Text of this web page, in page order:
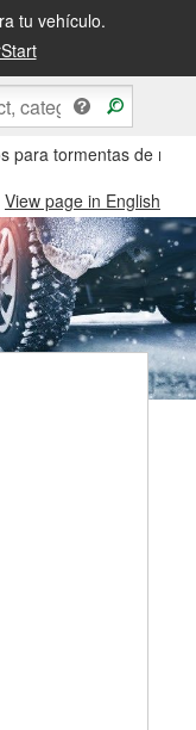
tu vehículo.
para tormentas de
View page in English